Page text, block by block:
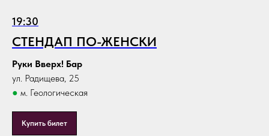
19:30
СТЕНДАП ПО-ЖЕНСКИ
Руки Вверх! Бар
ул. Радищева, 25
● м. Геологическая
Купить билет